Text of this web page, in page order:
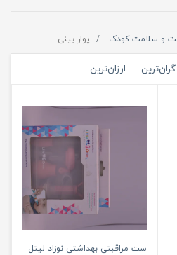
و سلامت کودک پوار بینی
گران‌ترین ارزان‌ترین
ست مراقبتی بهداشتی نوزاد لیتل